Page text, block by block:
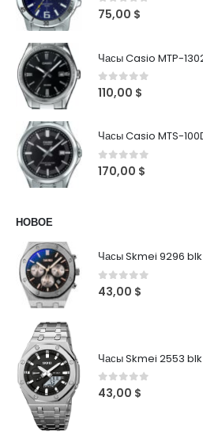
0out of 5
75,00 $
Часы Casio MTP-
0out of 5
110,00 $
Часы Casio MTS-
0out of 5
170,00 $
НОВОЕ
Часы Skmei 9296 blk
0 out of 5
43,00 $
Часы Skmei 2553 blk
0 out of 5
43,00 $